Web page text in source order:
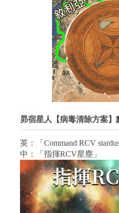
昴宿星人【病毒清除方案】
英：「Command RCV
中：「指揮RCV星塵」